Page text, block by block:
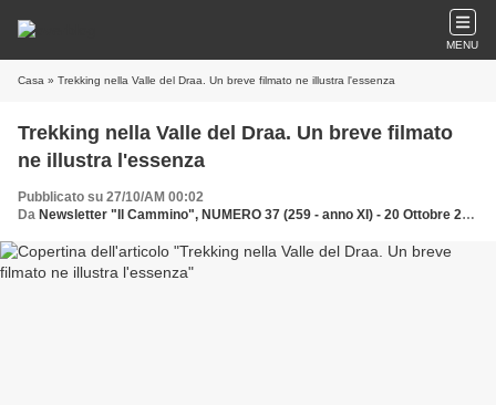
MENU
Casa » Trekking nella Valle del Draa. Un breve filmato ne illustra l'essenza
Trekking nella Valle del Draa. Un breve filmato
ne illustra l'essenza
Pubblicato su 27/10/AM 00:02
Da Newsletter "Il Cammino", NUMERO 37 (259 - anno XI) - 20 Ottobre 2011